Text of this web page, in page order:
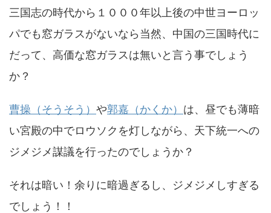
三国志の時代から１０００年以上後の中世ヨーロッ
パでも窓ガラスがないなら当然、中国の三国時代に
だって、高価な窓ガラスは無いと言う事でしょう
か？
曹操（そうそう） や郭嘉（かくか） は、昼でも薄暗
い宮殿の中でロウソクを灯しながら、天下統一への
ジメジメ謀議を行ったのでしょうか？
それは暗い！余りに暗過ぎるし、ジメジメしすぎる
でしょう！！